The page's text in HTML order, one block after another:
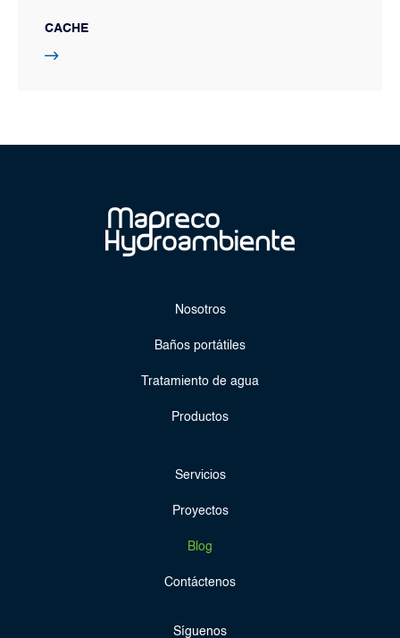
CACHE
Nosotros
Baños portátiles
Tratamiento de agua
Productos
Servicios
Proyectos
Blog
Contáctenos
Síguenos